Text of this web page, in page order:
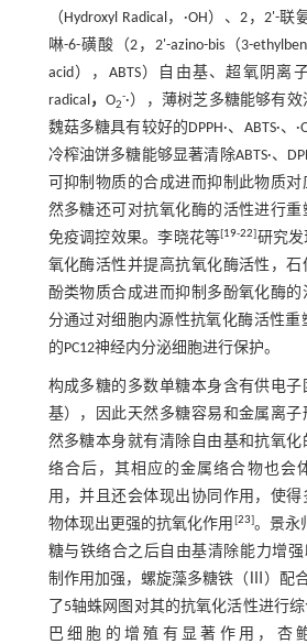
（Hydroxyl Radical，·OH）、2，2'-
啉-6-磺酸（2，2'-azino-bis（3-
acid），ABTS）自由基、超氧阴离
radical ，O2
-·），薄树芝多糖能够有效
魏菇多糖具有较好的DPPH·、ABTS·、
冷榨油饼多糖能够显著清除ABTS·、
可抑制物质的合成进而抑制此物质
然多糖还可对抗氧化酶的活性进行重
免疫调控效果。李晓花等[19-22]研究发
氧化酶活性并提高抗氧化酶活性，石
酚类物质合成进而抑制多酚氧化酶的
分通过对细胞内源性抗氧化酶活性重
的PC12神经内分泌细胞进行保护。
构成多糖的多数单糖本身含有供电
基），因此天然多糖容易和金属离
然多糖本身就有清除自由基和抗氧
络合后，其相应的金属络合物也会
用，并且还会体现出协同作用，使
物体现出更强的抗氧化作用 [23]。景永
糖与铁络合之后自由基清除能力增
制作用加强，螺旋藻多糖铁（Ⅲ）配
了5轴蛛网图对其的抗氧化活性进行
巴细胞的增殖有显著作用，杏